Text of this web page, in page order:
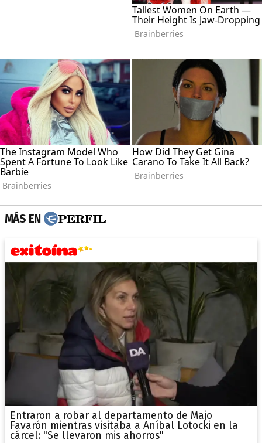
MÁS EN
Entraron a robar al departamento de Majo
Favarón mientras visitaba a Aníbal Lotocki en la
cárcel: "Se llevaron mis ahorros"